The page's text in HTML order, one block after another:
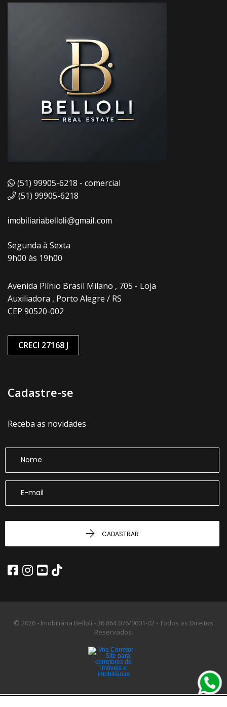
(51) 99905-6218 - comercial
(51) 99905-6218
imobiliariabelloli@gmail.com
Segunda à Sexta
9h00 às 19h00
Avenida Plínio Brasil Milano , 705 - Loja
Auxiliadora , Porto Alegre / RS
CEP 90520-002
CRECI 27168 J
Cadastre-se
Receba as novidades
CADASTRAR
© 2026 - Imobiliária Belloli -36.864.076/0001-02 -Todos os Direitos
Reservados.